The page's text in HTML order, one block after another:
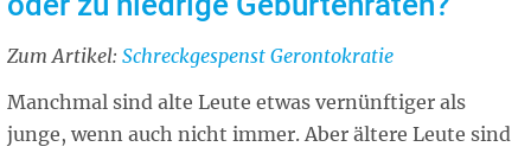
Zum Artikel: Related
article
Schreckgespenst Gerontokratie
Manchmal sind alte Leute etwas vernünftiger als
junge, wenn auch nicht immer. Aber ältere Leute sind